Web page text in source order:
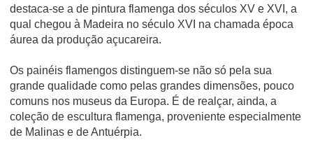
destaca-se a de pintura flamenga dos séculos XV e XVI, a
qual chegou à Madeira no século XVI na chamada época
áurea da produção açucareira.
Os painéis flamengos distinguem-se não só pela sua
grande qualidade como pelas grandes dimensões, pouco
comuns nos museus da Europa. É de realçar, ainda, a
coleção de escultura flamenga, proveniente especialmente
de Malinas e de Antuérpia.